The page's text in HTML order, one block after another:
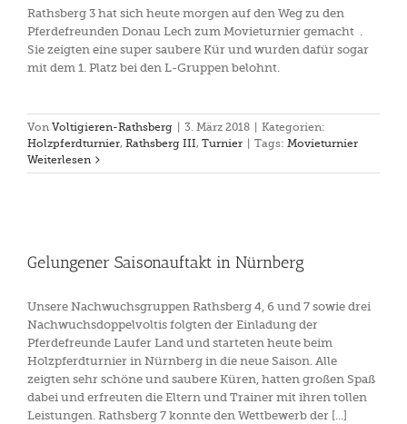
Rathsberg 3 hat sich heute morgen auf den Weg zu den
Pferdefreunden Donau Lech zum Movieturnier gemacht .
Sie zeigten eine super saubere Kür und wurden dafür sogar
mit dem 1. Platz bei den L-Gruppen belohnt.
Von Voltigieren-Rathsberg | 3. März 2018 | Kategorien:
Holzpferdturnier, Rathsberg III, Turnier | Tags: Movieturnier
Weiterlesen
Gelungener Saisonauftakt in Nürnberg
Unsere Nachwuchsgruppen Rathsberg 4, 6 und 7 sowie drei
Nachwuchsdoppelvoltis folgten der Einladung der
Pferdefreunde Laufer Land und starteten heute beim
Holzpferdturnier in Nürnberg in die neue Saison. Alle
zeigten sehr schöne und saubere Küren, hatten großen Spaß
dabei und erfreuten die Eltern und Trainer mit ihren tollen
Leistungen. Rathsberg 7 konnte den Wettbewerb der [...]